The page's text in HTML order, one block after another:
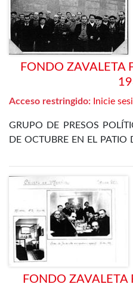
FONDO ZAVALETA
Acceso restringido: Inicie
GRUPO DE PRESOS
DE OCTUBRE EN EL PATIO
ENCUENTRA EL
FRANCISCO, JOSÉ
DÍAZ ALOR
FONDO